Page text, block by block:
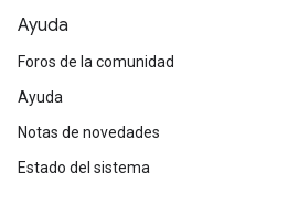
Ayuda
Foros de la comunidad
Ayuda
Notas de novedades
Estado del sistema